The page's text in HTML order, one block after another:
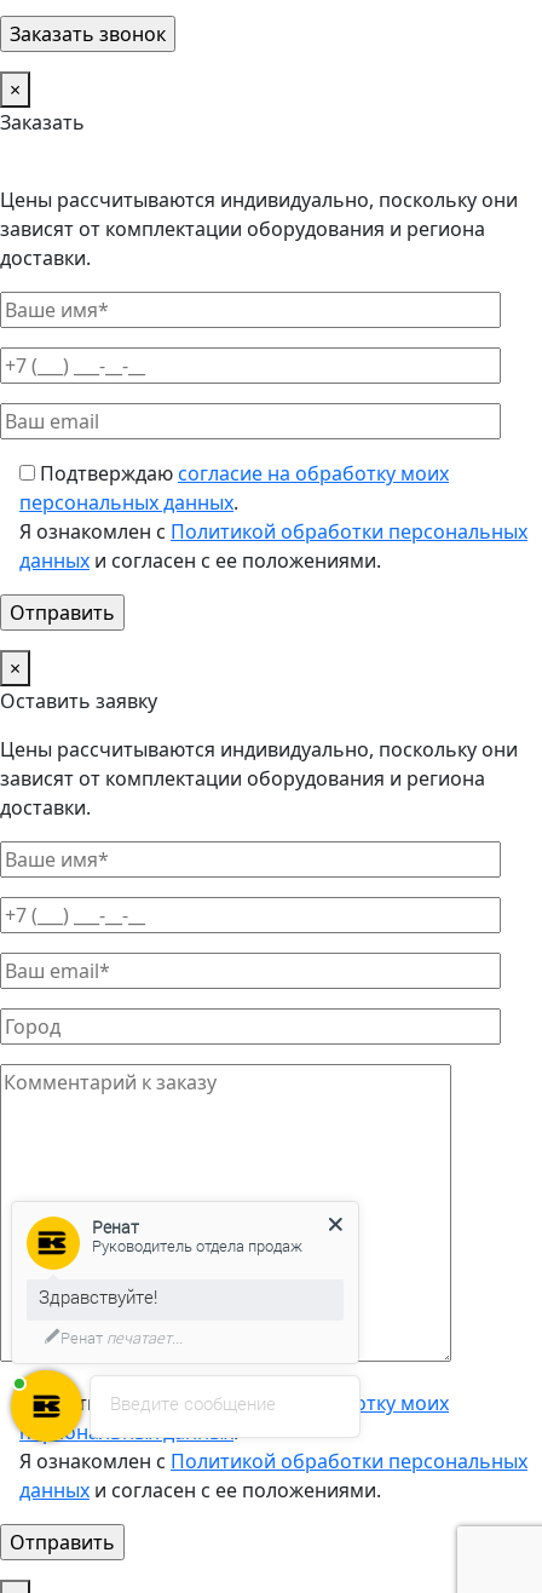
×
Заказать
Цены рассчитываются индивидуально, поскольку они
зависят от комплектации оборудования и региона
доставки.
Подтверждаюсогласие на обработку моих
персональных данных.
Я ознакомлен с Политикой обработки персональных
данных и согласен с ее положениями.
×
Оставить заявку
Цены рассчитываются индивидуально, поскольку они
зависят от комплектации оборудования и региона
доставки.
Подтверждаю согласие на обработку моих
персональных данных.
Я ознакомлен с Политикой обработки персональных
данных и согласен с ее положениями.
Введите сообщение
Ренат
Руководитель отдела продаж
Здравствуйте!
Ренатпечатает...